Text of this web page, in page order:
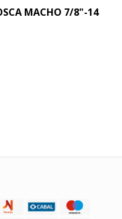
MACHO 7/8"-14